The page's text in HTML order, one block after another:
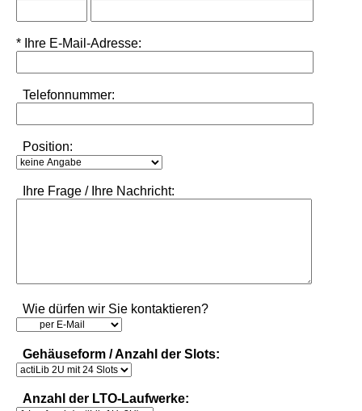
* Ihre E-Mail-Adresse:
Telefonnummer:
Position:
Ihre Frage / Ihre Nachricht:
Wie dürfen wir Sie kontaktieren?
Gehäuseform / Anzahl der Slots:
Anzahl der LTO-Laufwerke: